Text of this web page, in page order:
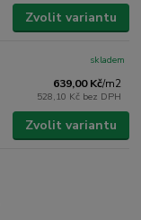
Zvolit variantu
639,00 Kč/m2
528,10 Kč bez DPH
skladem
Zvolit variantu